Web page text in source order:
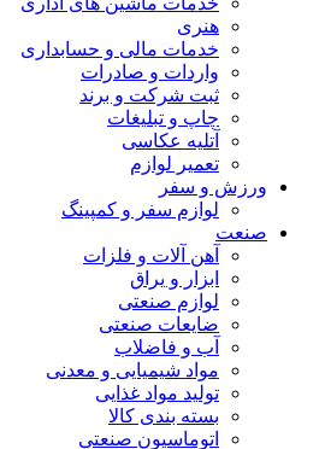
هنری
خدمات مالی و حسابداری
واردات و صادرات
ثبت شرکت و برند
چاپ و تبلیغات
آتلیه عکاسی
تعمیر لوازم
ورزش و سفر
لوازم سفر و کمپینگ
صنعت
آهن آلات و فلزات
ابزار و یراق
لوازم صنعتی
ضایعات صنعتی
آب و فاضلاب
مواد شیمیایی و معدنی
تولید مواد غذایی
بسته بندی کالا
اتوماسیون صنعتی